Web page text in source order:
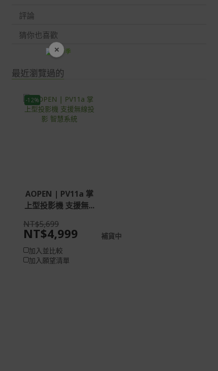
評論
猜你也喜歡
最近瀏覽過的
-12%
AOPEN | PV11a 掌
上型投影機 支援無...
NT$4,999
NT$5,699
補貨中
加入並比較
加入願望清單
× 開學裝備全面降價